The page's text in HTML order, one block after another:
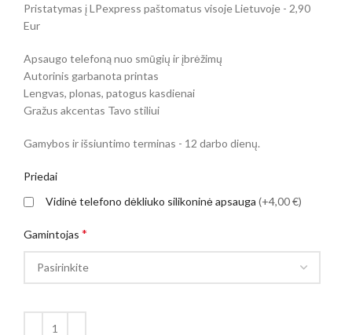
Pristatymas į LPexpress paštomatus visoje Lietuvoje - 2,90
Eur
Apsaugo telefoną nuo smūgių ir įbrėžimų
Autorinis garbanota printas
Lengvas, plonas, patogus kasdienai
Gražus akcentas Tavo stiliui
Gamybos ir išsiuntimo terminas - 12 darbo dienų.
Priedai
Vidinė telefono dėkliuko silikoninė apsauga (+4,00 €)
Gamintojas *